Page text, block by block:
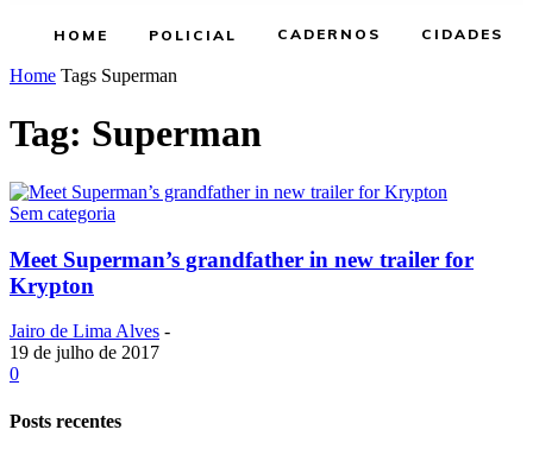
HOME POLICIAL CADERNOS CIDADES
Home Tags Superman
Tag: Superman
Sem categoria
Meet Superman’s grandfather in new trailer for
Krypton
Jairo de Lima Alves -
19 de julho de 2017
0
Posts recentes